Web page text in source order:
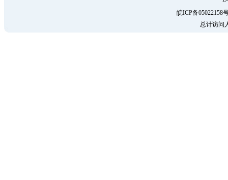
皖ICP备05022158
总计访问